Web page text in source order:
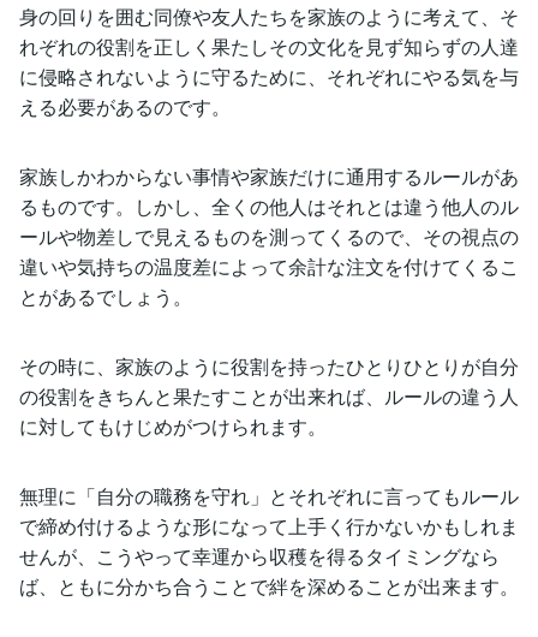
身の回りを囲む同僚や友人たちを家族のように考えて、そ
れぞれの役割を正しく果たしその文化を見ず知らずの人達
に侵略されないように守るために、それぞれにやる気を与
える必要があるのです。
家族しかわからない事情や家族だけに通用するルールがあ
るものです。しかし、全くの他人はそれとは違う他人のル
ールや物差しで見えるものを測ってくるので、その視点の
違いや気持ちの温度差によって余計な注文を付けてくるこ
とがあるでしょう。
その時に、家族のように役割を持ったひとりひとりが自分
の役割をきちんと果たすことが出来れば、ルールの違う人
に対してもけじめがつけられます。
無理に「自分の職務を守れ」とそれぞれに言ってもルール
で締め付けるような形になって上手く行かないかもしれま
せんが、こうやって幸運から収穫を得るタイミングなら
ば、ともに分かち合うことで絆を深めることが出来ます。